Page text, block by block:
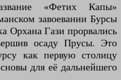
«Фетих Капы»
завоевании Бурсы
Орхана Гази прорвались
осаду Прусы. Это
как первую столицу
для её дальнейшего